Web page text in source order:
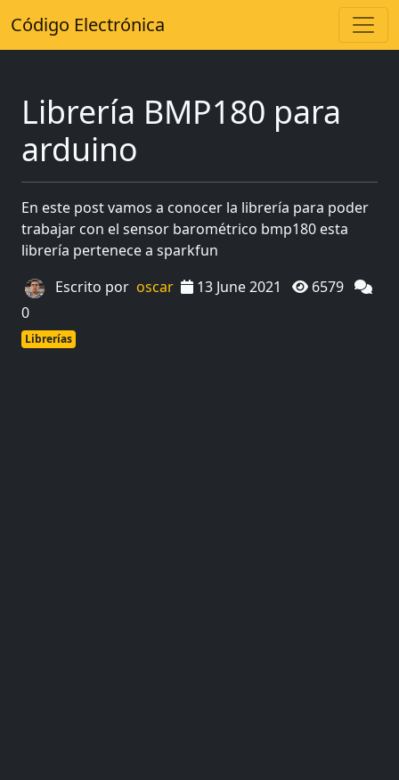
Código Electrónica
Librería BMP180 para
arduino
En este post vamos a conocer la librería para poder
trabajar con el sensor barométrico bmp180 esta
librería pertenece a sparkfun
Escrito por oscar 13 June 2021
6579
0
Librerías